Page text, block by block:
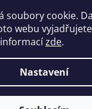
soubory cookie.
webu
zde.
Nastavení